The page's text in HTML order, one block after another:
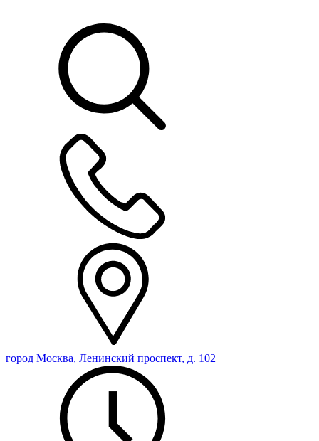
город Москва, Ленинский проспект, д. 102